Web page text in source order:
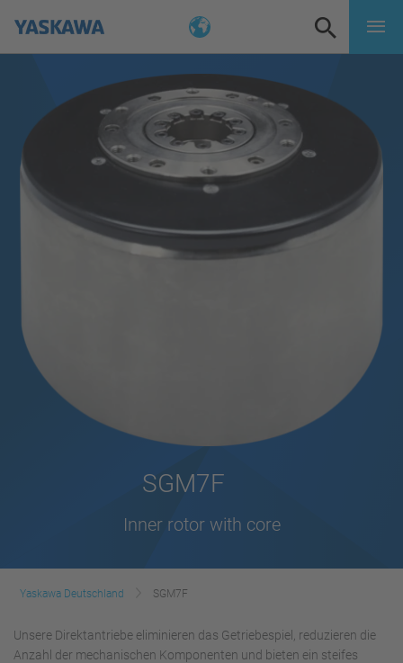
SGM7F
Inner rotor with core
Yaskawa Deutschland SGM7F
Unsere Direktantriebe eliminieren das Getriebespiel, reduzieren die
Anzahl der mechanischen Komponenten und bieten ein steifes